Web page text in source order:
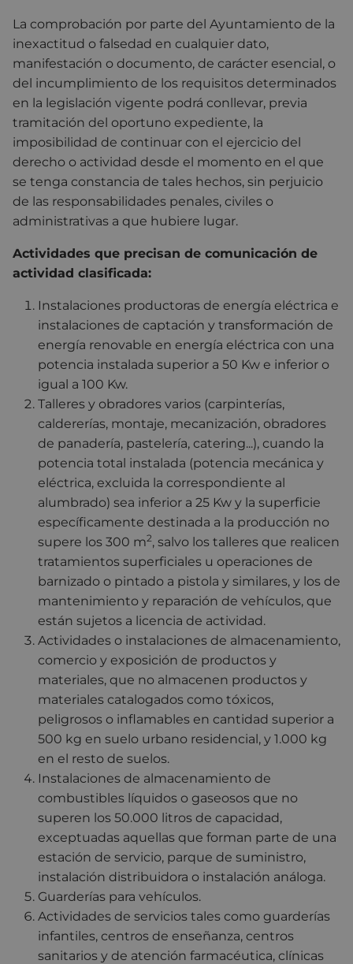
La comprobación por parte del Ayuntamiento de la
inexactitud o falsedad en cualquier dato,
manifestación o documento, de carácter esencial, o
del incumplimiento de los requisitos determinados
en la legislación vigente podrá conllevar, previa
tramitación del oportuno expediente, la
imposibilidad de continuar con el ejercicio del
derecho o actividad desde el momento en el que
se tenga constancia de tales hechos, sin perjuicio
de las responsabilidades penales, civiles o
administrativas a que hubiere lugar.
Actividades que precisan de comunicación de
actividad clasificada:
Instalaciones productoras de energía eléctrica e
instalaciones de captación y transformación de
energía renovable en energía eléctrica con una
potencia instalada superior a 50 Kw e inferior o
igual a 100 Kw.
Talleres y obradores varios (carpinterías,
caldererías, montaje, mecanización, obradores
de panadería, pastelería, catering...), cuando la
potencia total instalada (potencia mecánica y
eléctrica, excluida la correspondiente al
alumbrado) sea inferior a 25 Kw y la superficie
específicamente destinada a la producción no
supere los 300 m2, salvo los talleres que realicen
tratamientos superficiales u operaciones de
barnizado o pintado a pistola y similares, y los de
mantenimiento y reparación de vehículos, que
están sujetos a licencia de actividad.
Actividades o instalaciones de almacenamiento,
comercio y exposición de productos y
materiales, que no almacenen productos y
materiales catalogados como tóxicos,
peligrosos o inflamables en cantidad superior a
500 kg en suelo urbano residencial, y 1.000 kg
en el resto de suelos.
Instalaciones de almacenamiento de
combustibles líquidos o gaseosos que no
superen los 50.000 litros de capacidad,
exceptuadas aquellas que forman parte de una
estación de servicio, parque de suministro,
instalación distribuidora o instalación análoga.
Guarderías para vehículos.
Actividades de servicios tales como guarderías
infantiles, centros de enseñanza, centros
sanitarios y de atención farmacéutica, clínicas